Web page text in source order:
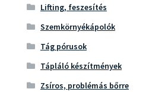
Lifting, feszesítés
Szemkörnyékápolók
Tág pórusok
Tápláló készítmények
Zsíros, problémás bőrre